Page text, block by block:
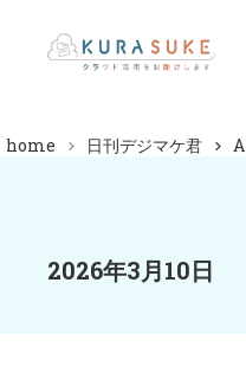
home 日刊デジマケ君
2026年3月10日